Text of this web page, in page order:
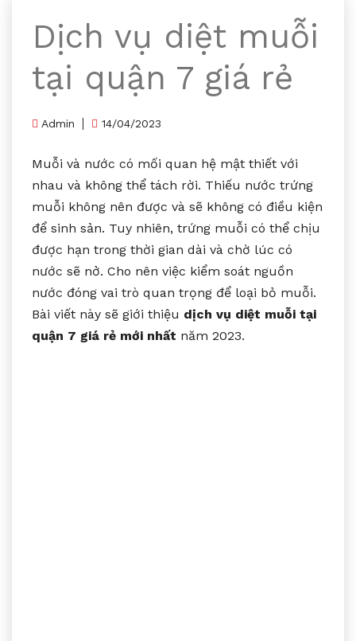
Dịch vụ diệt muỗi
tại quận 7 giá rẻ
Admin 14/04/2023
Muỗi và nước có mối quan hệ mật thiết với
nhau và không thể tách rời. Thiếu nước trứng
muỗi không nên được và sẽ không có điều kiện
để sinh sản. Tuy nhiên, trứng muỗi có thể chịu
được hạn trong thời gian dài và chờ lúc có
nước sẽ nở. Cho nên việc kiểm soát nguồn
nước đóng vai trò quan trọng để loại bỏ muỗi.
Bài viết này sẽ giới thiệu dịch vụ diệt muỗi tại
quận 7 giá rẻ mới nhất năm 2023.